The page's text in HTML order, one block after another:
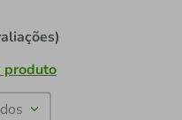
produto